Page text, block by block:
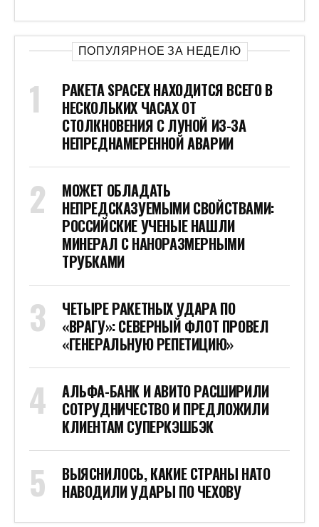
ПОПУЛЯРНОЕ ЗА НЕДЕЛЮ
РАКЕТА SPACEX НАХОДИТСЯ ВСЕГО В
НЕСКОЛЬКИХ ЧАСАХ ОТ
СТОЛКНОВЕНИЯ С ЛУНОЙ ИЗ-ЗА
НЕПРЕДНАМЕРЕННОЙ АВАРИИ
МОЖЕТ ОБЛАДАТЬ
НЕПРЕДСКАЗУЕМЫМИ СВОЙСТВАМИ:
РОССИЙСКИЕ УЧЕНЫЕ НАШЛИ
МИНЕРАЛ С НАНОРАЗМЕРНЫМИ
ТРУБКАМИ
ЧЕТЫРЕ РАКЕТНЫХ УДАРА ПО
«ВРАГУ»: СЕВЕРНЫЙ ФЛОТ ПРОВЕЛ
«ГЕНЕРАЛЬНУЮ РЕПЕТИЦИЮ»
АЛЬФА-БАНК И АВИТО РАСШИРИЛИ
СОТРУДНИЧЕСТВО И ПРЕДЛОЖИЛИ
КЛИЕНТАМ СУПЕРКЭШБЭК
ВЫЯСНИЛОСЬ, КАКИЕ СТРАНЫ НАТО
НАВОДИЛИ УДАРЫ ПО ЧЕХОВУ